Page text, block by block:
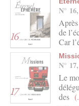
N°
de
Car
N°
Le
des